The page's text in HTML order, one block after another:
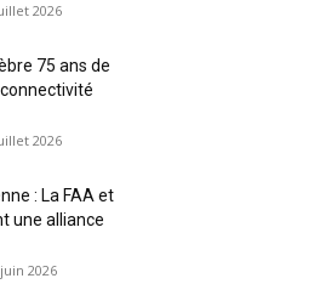
2026
75 ans de
2026
: La FAA et
une alliance
2026